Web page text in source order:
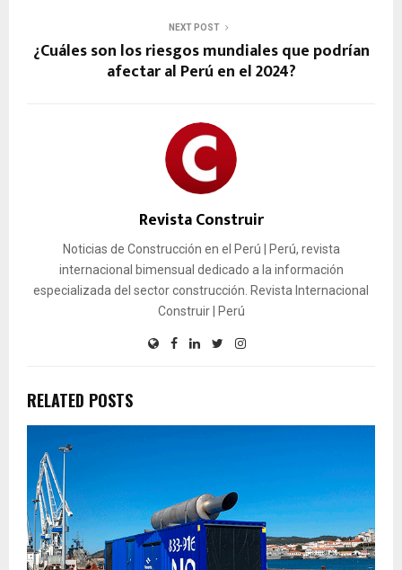
NEXT POST
¿Cuáles son los riesgos mundiales que podrían
afectar al Perú en el 2024?
Revista Construir
Noticias de Construcción en el Perú | Perú, revista
internacional bimensual dedicado a la información
especializada del sector construcción. Revista Internacional
Construir | Perú
RELATED POSTS